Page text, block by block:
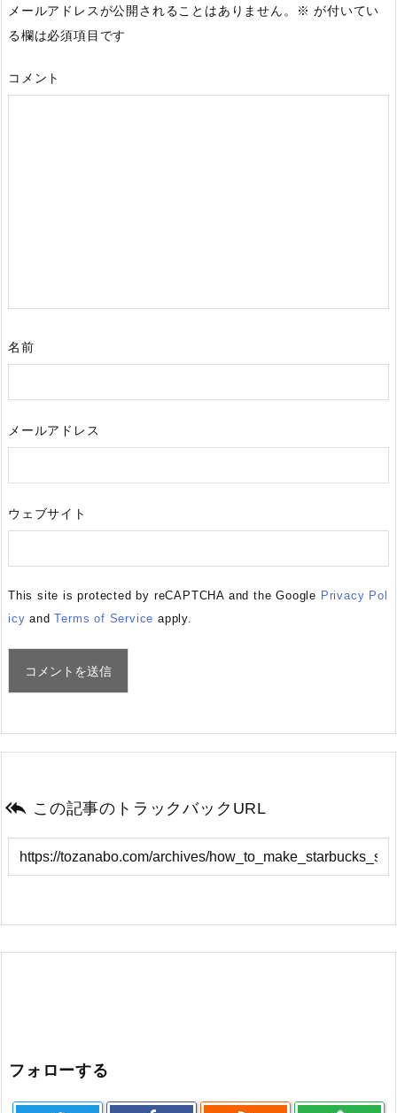
メールアドレスが公開されることはありません。 ※ が付いてい
る欄は必須項目です
コメント
名前
メールアドレス
ウェブサイト
This site is protected by reCAPTCHA and the Google Privacy Pol
icy andTerms of Service apply.
 この記事のトラックバックURL
フォローする